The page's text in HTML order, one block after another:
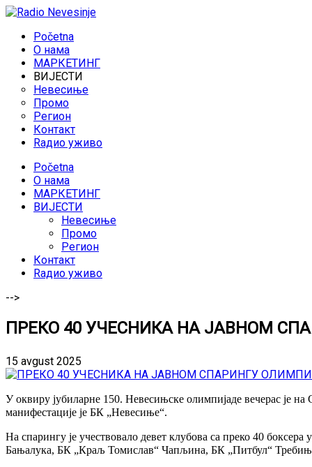
Početna
O нама
МАРКЕТИНГ
ВИЈЕСТИ
Невесиње
Промо
Регион
Контакт
Rадио уживо
Početna
O нама
МАРКЕТИНГ
ВИЈЕСТИ
Невесиње
Промо
Регион
Контакт
Rадио уживо
-->
ПРЕКО 40 УЧЕСНИКА НА ЈАВНОМ
15 avgust 2025
У оквиру јубиларне 150. Невесињске олимпијаде вечерас је
манифестације је БК „Невесиње“.
На спарингу је учествовало девет клубова са преко 40
Бањалука, БК „Краљ Томислав“ Чапљина, БК „Питбул“